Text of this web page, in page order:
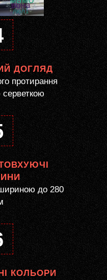
ДОГЛЯД
протирання
до 280
КОЛЬОРИ